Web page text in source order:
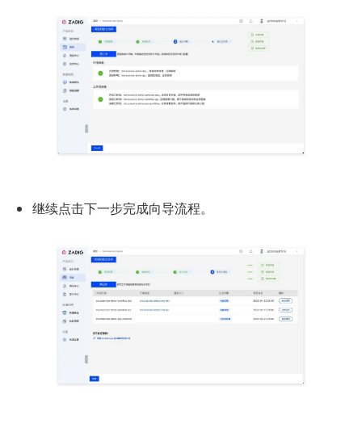
继续点击下一步完成向导流程。